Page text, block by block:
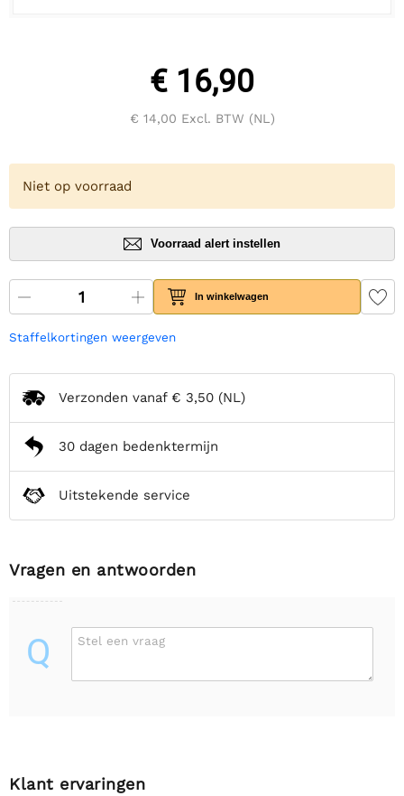
€ 16,90
€ 14,00 Excl. BTW (NL)
Niet op voorraad
Voorraad alert instellen
In winkelwagen
Staffelkortingen weergeven
Verzonden vanaf € 3,50 (NL)
30 dagen bedenktermijn
Uitstekende service
Vragen en antwoorden
Q Stel een vraag
Klant ervaringen